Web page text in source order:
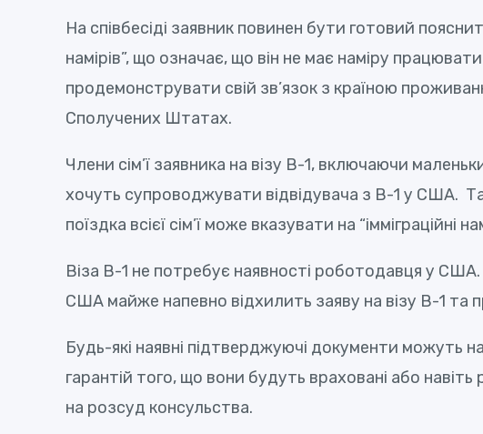
На співбесіді заявник повинен бути готовий
намірів”, що означає, що він не має наміру
продемонструвати свій зв’язок з країною
Сполучених Штатах.
Члени сім’ї заявника на візу В-1, включаючи
хочуть супроводжувати відвідувача з В-1 у США.
поїздка всієї сім’ї може вказувати на
Віза B-1 не потребує наявності роботодавця у
США майже напевно відхилить заяву на візу B-1 та
Будь-які наявні підтверджуючі документи можуть
гарантій того, що вони будуть враховані або
на розсуд консульства.